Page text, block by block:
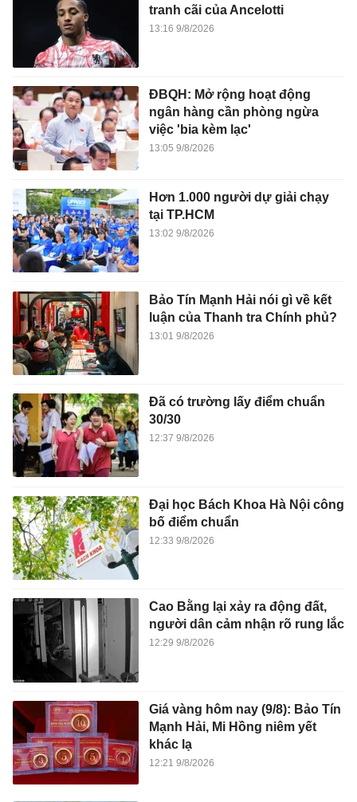
tranh cãi của Ancelotti
13:16 9/8/2026
ĐBQH: Mở rộng hoạt động
ngân hàng cần phòng ngừa
việc 'bia kèm lạc'
13:05 9/8/2026
Hơn 1.000 người dự giải chạy
tại TP.HCM
13:02 9/8/2026
Bảo Tín Mạnh Hải nói gì về kết
luận của Thanh tra Chính phủ?
13:01 9/8/2026
Đã có trường lấy điểm chuẩn
30/30
12:37 9/8/2026
Đại học Bách Khoa Hà Nội công
bố điểm chuẩn
12:33 9/8/2026
Cao Bằng lại xảy ra động đất,
người dân cảm nhận rõ rung lắc
12:29 9/8/2026
Giá vàng hôm nay (9/8): Bảo Tín
Mạnh Hải, Mi Hồng niêm yết
khác lạ
12:21 9/8/2026